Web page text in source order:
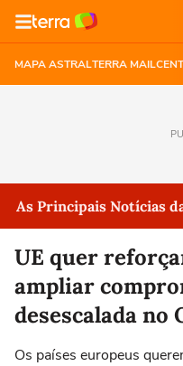
MAPA ASTRALTERRA MAIL
As Principais Notícias
UE quer
ampliar
desescalada no
Os países europeus